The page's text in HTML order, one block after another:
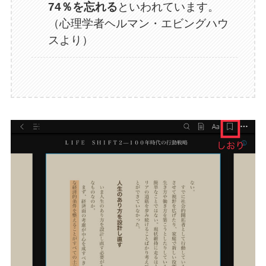
74％を忘れるといわれています。
（心理学者ヘルマン・エビングハウ
スより）